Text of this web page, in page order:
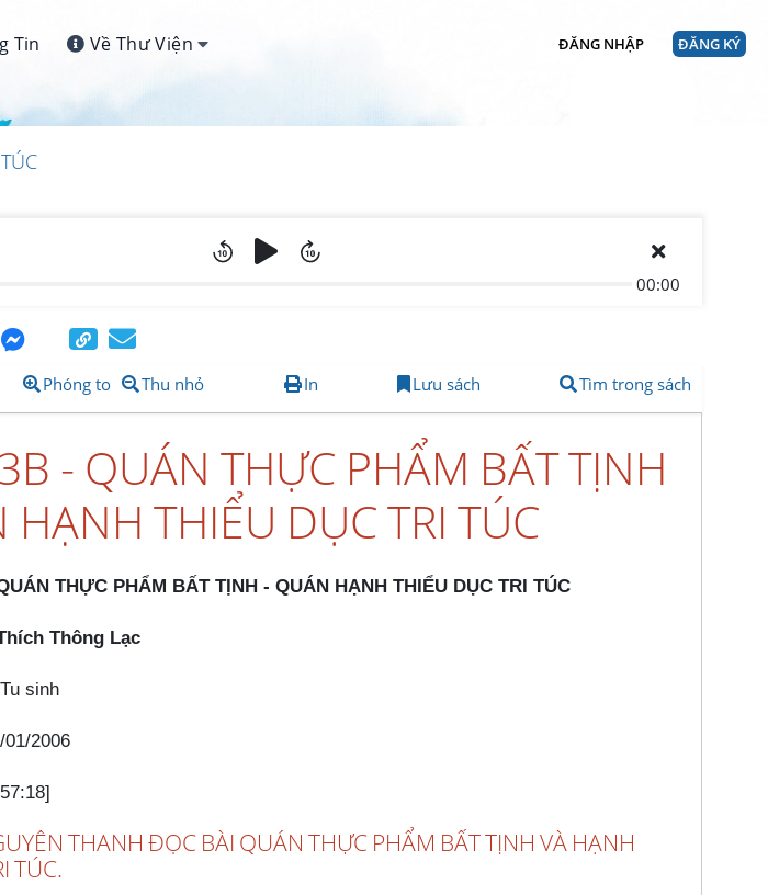
Tin Về Thư Viện ĐĂNG NHẬP ĐĂNG KÝ
00:00
Phóng to Thu nhỏ In Lưu sách Tìm trong sách
- QUÁN THỰC PHẨM BẤT TỊNH
HẠNH THIỂU DỤC TRI TÚC
THỰC PHẨM BẤT TỊNH - QUÁN HẠNH THIỂU DỤC TRI TÚC
Thông Lạc
sinh
2006
THANH ĐỌC BÀI QUÁN THỰC PHẨM BẤT TỊNH VÀ HẠNH
TÚC.